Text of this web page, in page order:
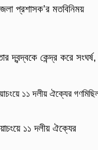
প্রশাসক’র মতবিনিময়
দ্বন্দ্বকে কেন্দ্র করে সংঘর্ষ,
১১ দলীয় ঐক্যের